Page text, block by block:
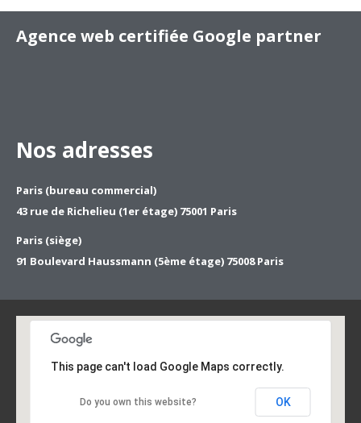
Agence web certifiée Google partner
Nos adresses
Paris (bureau commercial)
43 rue de Richelieu (1er étage) 75001 Paris
Paris (siège)
91 Boulevard Haussmann (5ème étage) 75008 Paris
This page can't load Google Maps correctly.
Do you own this website? OK